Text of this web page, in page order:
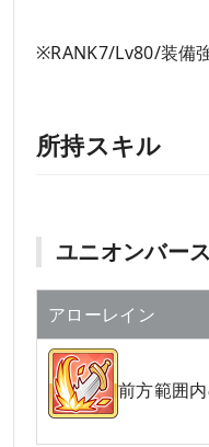
※RANK7/Lv80/装備
所持スキル
ユニオンバー
アローレイン
前方範囲